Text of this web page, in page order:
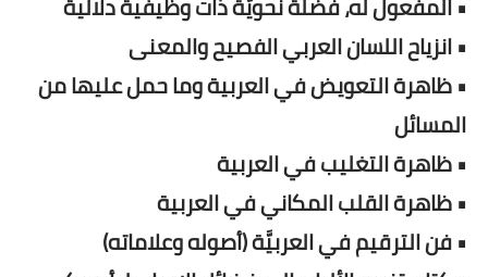
• انزياح اللسان العربي الفصيح والمعنى
• ظاهرة التعويض في العربية وما حمل عليها من
المسائل
• ظاهرة التغليب في العربية
• ظاهرة القلب المكاني في العربية
• فن الترقيم في العربيَّة (أصوله وعلاماته)